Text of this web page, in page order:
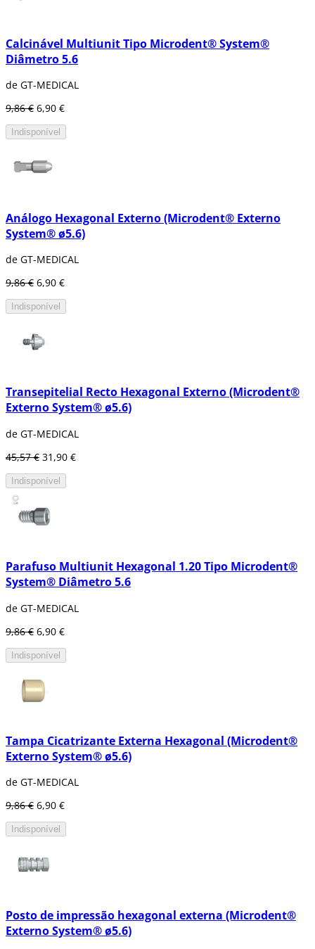
Calcinável Multiunit Tipo Microdent® System®
Diâmetro 5.6
de GT-MEDICAL
9,86 € 6,90 €
Indisponível
Análogo Hexagonal Externo (Microdent® Externo
System® ø5.6)
de GT-MEDICAL
9,86 € 6,90 €
Indisponível
Transepitelial Recto Hexagonal Externo (Microdent®
Externo System® ø5.6)
de GT-MEDICAL
45,57 € 31,90 €
Indisponível
Parafuso Multiunit Hexagonal 1.20 Tipo Microdent®
System® Diâmetro 5.6
de GT-MEDICAL
9,86 € 6,90 €
Indisponível
Tampa Cicatrizante Externa Hexagonal (Microdent®
Externo System® ø5.6)
de GT-MEDICAL
9,86 € 6,90 €
Indisponível
Posto de impressão hexagonal externa (Microdent®
Externo System® ø5.6)